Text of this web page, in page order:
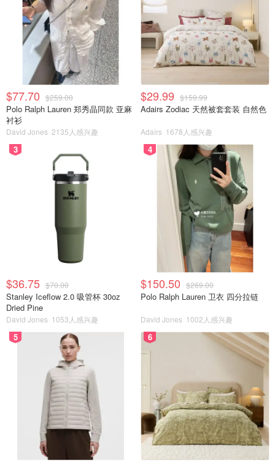
$77.70 $259.00
Polo Ralph Lauren 郑秀晶同款 亚麻
衬衫
David Jones 2135人感兴趣
$29.99 $159.99
Adairs Zodiac 天然被套套装 自然色
Adairs 1678人感兴趣
3
$36.75 $70.00
Stanley Iceflow 2.0 吸管杯 30oz
Dried Pine
David Jones 1053人感兴趣
4
$150.50 $269.00
Polo Ralph Lauren 卫衣 四分拉链
David Jones 1002人感兴趣
5 6